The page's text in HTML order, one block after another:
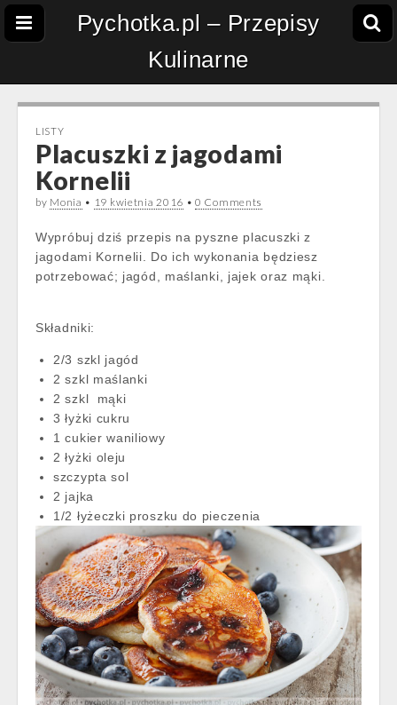
Pychotka.pl – Przepisy
Kulinarne
LISTY
Placuszki z jagodami
Kornelii
by Monia • 19 kwietnia 2016 •0 Comments
Wypróbuj dziś przepis na pyszne placuszki z
jagodami Kornelii. Do ich wykonania będziesz
potrzebować; jagód, maślanki, jajek oraz mąki.
Składniki:
2/3 szkl jagód
2 szkl maślanki
2 szkl mąki
3 łyżki cukru
1 cukier waniliowy
2 łyżki oleju
szczypta sol
2 jajka
1/2 łyżeczki proszku do pieczenia